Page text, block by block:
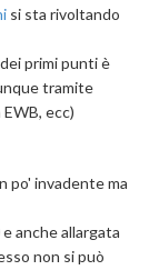
si sta rivoltando
primi punti è
tramite
ecc)
po' invadente ma
anche allargata
non si può